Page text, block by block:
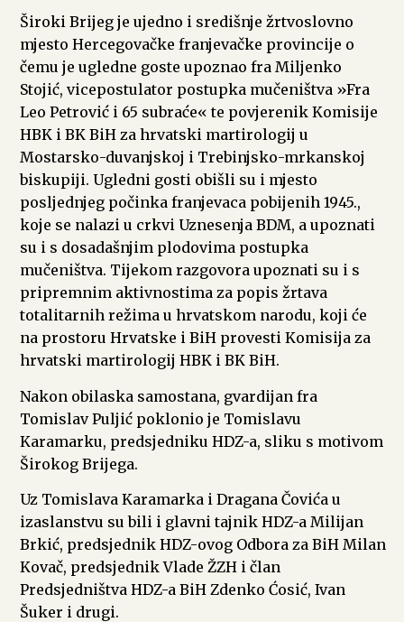
Široki Brijeg je ujedno i središnje žrtvoslovno
mjesto Hercegovačke franjevačke provincije o
čemu je ugledne goste upoznao fra Miljenko
Stojić, vicepostulator postupka mučeništva »Fra
Leo Petrović i 65 subraće« te povjerenik Komisije
HBK i BK BiH za hrvatski martirologij u
Mostarsko-duvanjskoj i Trebinjsko-mrkanskoj
biskupiji. Ugledni gosti obišli su i mjesto
posljednjeg počinka franjevaca pobijenih 1945.,
koje se nalazi u crkvi Uznesenja BDM, a upoznati
su i s dosadašnjim plodovima postupka
mučeništva. Tijekom razgovora upoznati su i s
pripremnim aktivnostima za popis žrtava
totalitarnih režima u hrvatskom narodu, koji će
na prostoru Hrvatske i BiH provesti Komisija za
hrvatski martirologij HBK i BK BiH.
Nakon obilaska samostana, gvardijan fra
Tomislav Puljić poklonio je Tomislavu
Karamarku, predsjedniku HDZ-a, sliku s motivom
Širokog Brijega.
Uz Tomislava Karamarka i Dragana Čovića u
izaslanstvu su bili i glavni tajnik HDZ-a Milijan
Brkić, predsjednik HDZ-ovog Odbora za BiH Milan
Kovač, predsjednik Vlade ŽZH i član
Predsjedništva HDZ-a BiH Zdenko Ćosić, Ivan
Šuker i drugi.